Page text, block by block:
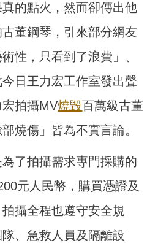
的點火，然而卻傳出他
董鋼琴，引來部分網友
性，只看到了浪費」、
今日王力宏工作室發出聲
拍攝MV燒毀百萬級古董
燒傷」皆為不實言論。
了拍攝需求專門採購的
元人民幣，購買憑證及
攝全程也遵守安全規
、急救人員及隔離設